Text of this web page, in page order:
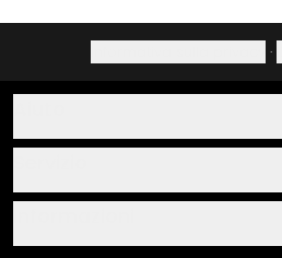
·
Chi siamo
Istruzioni di posa e montaggio